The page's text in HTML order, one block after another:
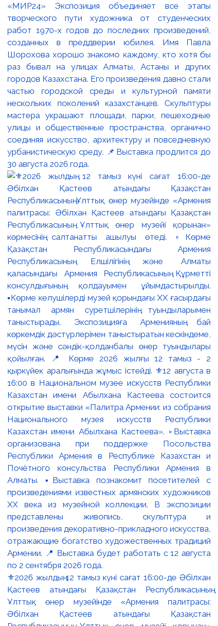
«МИР24» Экспозиция объединяет все этапы
творческого пути художника от студенческих
работ 1970-х годов до последних произведений,
созданных в преддверии юбилея. Имя Павла
Шорохова хорошо знакомо каждому, кто хотя бы
раз бывал на улицах Алматы, Астаны и других
городов Казахстана. Его произведения давно стали
частью городской среды и культурной памяти
нескольких поколений казахстанцев. Скульптуры
мастера украшают площади, парки, пешеходные
улицы и общественные пространства, органично
соединяя искусство, архитектуру и повседневную
урбанистическую среду. 📌Выставка продлится до
30 августа 2026 года.
⚜️2026 жылдың 12 тамыз күні сағат 16:00-де Әбілхан
Қастеев атындағы Қазақстан Республикасының
Ұлттық өнер музейінде «Армения палитрасы:
Әбілхан Қастеев атындағы Қазақстан